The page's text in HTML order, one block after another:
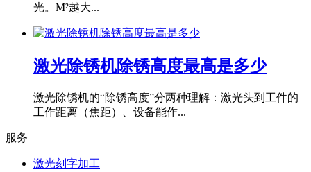
光。M²越大...
激光除锈机除锈高度最高是多少
激光除锈机的“除锈高度”分两种理解：激光头到工件的
工作距离（焦距）、设备能作...
服务
激光刻字加工